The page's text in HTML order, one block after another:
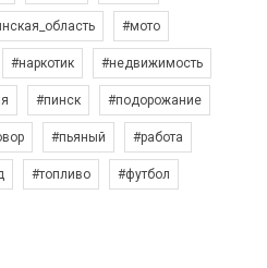
#мото
#наркотик #недвижимость
#пинск #подорожание
#пьяный #работа
#топливо #футбол